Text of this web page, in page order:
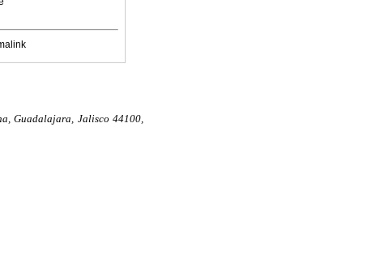
Guadalajara, Jalisco 44100,